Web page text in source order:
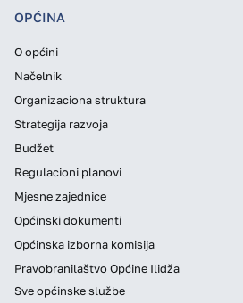
OPĆINA
O općini
Načelnik
Organizaciona struktura
Strategija razvoja
Budžet
Regulacioni planovi
Mjesne zajednice
Općinski dokumenti
Općinska izborna komisija
Pravobranilaštvo Općine Ilidža
Sve općinske službe